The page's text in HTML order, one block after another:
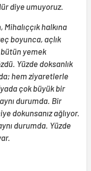
diye umuyoruz.
Mihalıççık halkına
boyunca, açlık
bütün yemek
Yüzde doksanlık
hem ziyaretlerle
çok büyük bir
durumda. Bir
dokunsanız ağlıyor.
durumda. Yüzde